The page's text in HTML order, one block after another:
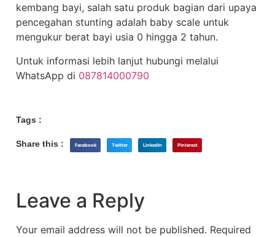
kembang bayi, salah satu produk bagian dari upaya
pencegahan stunting adalah baby scale untuk
mengukur berat bayi usia 0 hingga 2 tahun.
Untuk informasi lebih lanjut hubungi melalui
WhatsApp di 087814000790
Tags :
Share this : Facebook Twitter LinkedIn Pinterest
Leave a Reply
Your email address will not be published. Required